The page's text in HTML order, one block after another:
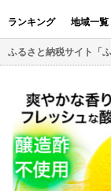
ランキング 地域一覧
ふるさと納税サイト「ふ